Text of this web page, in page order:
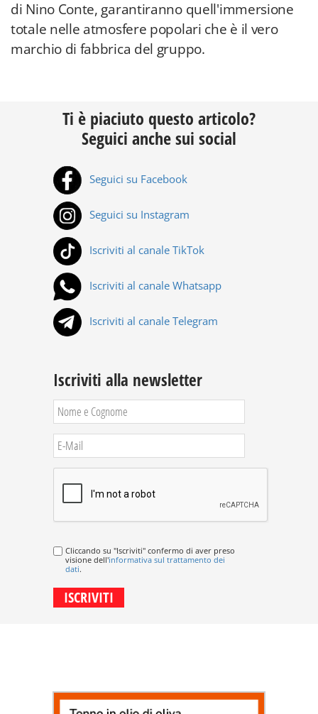
di Nino Conte, garantiranno quell'immersione
totale nelle atmosfere popolari che è il vero
marchio di fabbrica del gruppo.
Ti è piaciuto questo articolo?
Seguici anche sui social
Seguici su Facebook
Seguici su Instagram
Iscriviti al canale TikTok
Iscriviti al canale Whatsapp
Iscriviti al canale Telegram
Iscriviti alla newsletter
Cliccando su "Iscriviti" confermo di aver preso
visione dell'informativa sul trattamento dei
dati.